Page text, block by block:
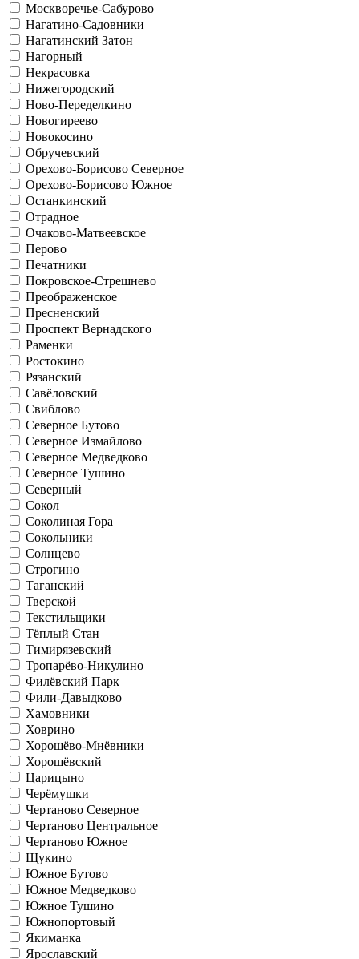
Москворечье-Сабурово
Нагатино-Садовники
Нагатинский Затон
Нагорный
Некрасовка
Нижегородский
Ново-Переделкино
Новогиреево
Новокосино
Обручевский
Орехово-Борисово Северное
Орехово-Борисово Южное
Останкинский
Отрадное
Очаково-Матвеевское
Перово
Печатники
Покровское-Стрешнево
Преображенское
Пресненский
Проспект Вернадского
Раменки
Ростокино
Рязанский
Савёловский
Свиблово
Северное Бутово
Северное Измайлово
Северное Медведково
Северное Тушино
Северный
Сокол
Соколиная Гора
Сокольники
Солнцево
Строгино
Таганский
Тверской
Текстильщики
Тёплый Стан
Тимирязевский
Тропарёво-Никулино
Филёвский Парк
Фили-Давыдково
Хамовники
Ховрино
Хорошёво-Мнёвники
Хорошёвский
Царицыно
Черёмушки
Чертаново Северное
Чертаново Центральное
Чертаново Южное
Щукино
Южное Бутово
Южное Медведково
Южное Тушино
Южнопортовый
Якиманка
Ярославский